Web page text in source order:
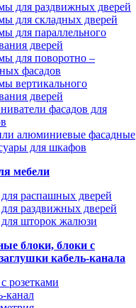
для раздвижных дверей
для складных дверей
для параллельного
дверей
для поворотно –
фасадов
вертикального
дверей
фасадов для
алюминиевые фасадные
для шкафов
мебели
распашных дверей
раздвижных дверей
шторок жалюзи
блоки, блоки с
кабель-канала
розетками
канал